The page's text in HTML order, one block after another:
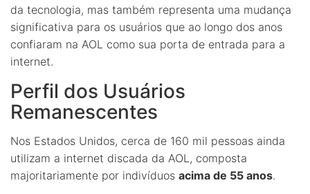
da tecnologia, mas também representa uma mudança
significativa para os usuários que ao longo dos anos
confiaram na AOL como sua porta de entrada para a
internet.
Perfil dos Usuários
Remanescentes
Nos Estados Unidos, cerca de 160 mil pessoas ainda
utilizam a internet discada da AOL, composta
majoritariamente por indivíduos acima de 55 anos.